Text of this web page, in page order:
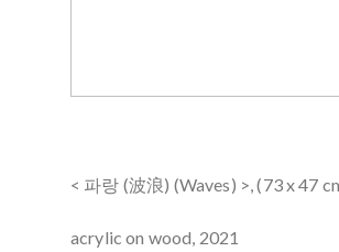
< 파랑 (波浪) (Waves) >, (73 x 47
acrylic on wood, 2021